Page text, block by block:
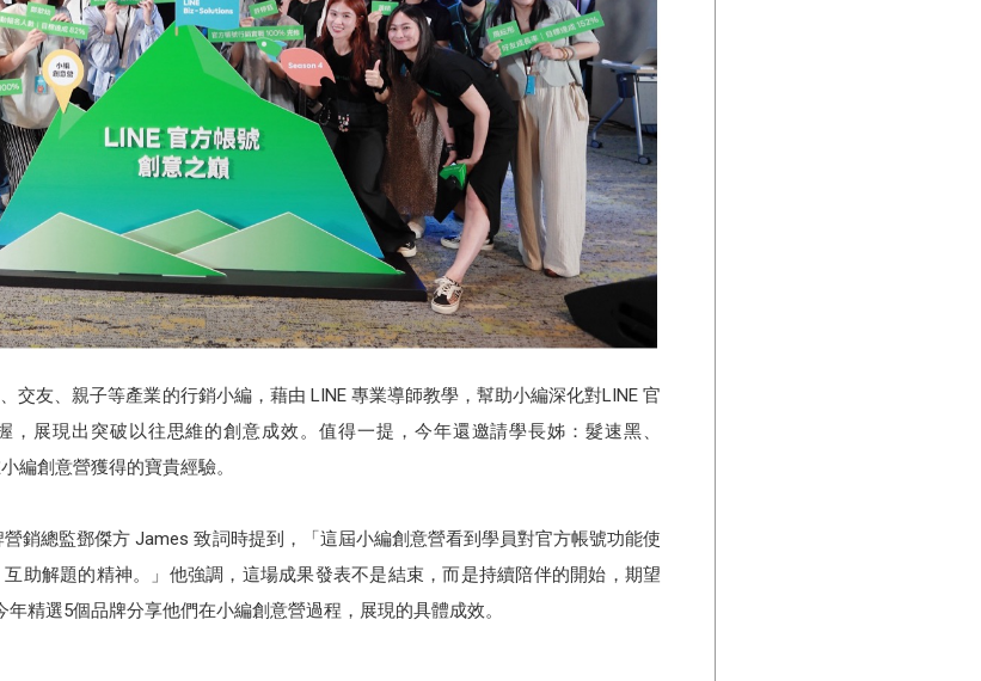
交友、親子等產業的行銷小編，藉由 LINE 專業導師教學，幫助小編深化對LINE 官
，展現出突破以往思維的創意成效。值得一提，今年還邀請學長姊：髮速黑、
編創意營獲得的寶貴經驗。
銷總監鄧傑方 James 致詞時提到，「這屆小編創意營看到學員對官方帳號功能使
助解題的精神。」他強調，這場成果發表不是結束，而是持續陪伴的開始，期望
精選5個品牌分享他們在小編創意營過程，展現的具體成效。